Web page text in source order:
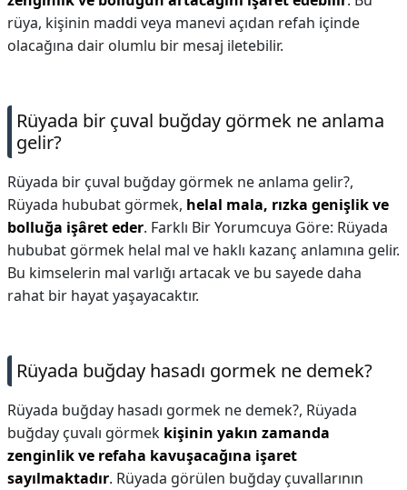
rüya, kişinin maddi veya manevi açıdan refah içinde
olacağına dair olumlu bir mesaj iletebilir.
Rüyada bir çuval buğday görmek ne anlama
gelir?
Rüyada bir çuval buğday görmek ne anlama gelir?,
Rüyada hububat görmek, helal mala, rızka genişlik ve
bolluğa işâret eder. Farklı Bir Yorumcuya Göre: Rüyada
hububat görmek helal mal ve haklı kazanç anlamına gelir.
Bu kimselerin mal varlığı artacak ve bu sayede daha
rahat bir hayat yaşayacaktır.
Rüyada buğday hasadı gormek ne demek?
Rüyada buğday hasadı gormek ne demek?, ​​​​​Rüyada
buğday çuvalı görmek kişinin yakın zamanda
zenginlik ve refaha kavuşacağına işaret
sayılmaktadır. Rüyada görülen buğday çuvallarının